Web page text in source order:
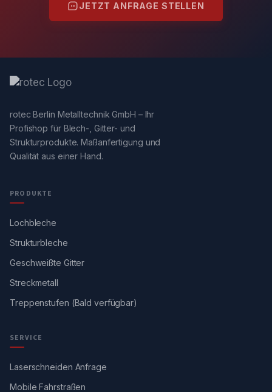
JETZT ANFRAGE STELLEN
rotec Berlin Metalltechnik GmbH – Ihr
Profishop für Blech-, Gitter- und
Strukturprodukte. Maßanfertigung und
Qualität aus einer Hand.
PRODUKTE
Lochbleche
Strukturbleche
Geschweißte Gitter
Streckmetall
Treppenstufen (Bald verfügbar)
SERVICE
Laserschneiden Anfrage
Mobile Fahrstraßen